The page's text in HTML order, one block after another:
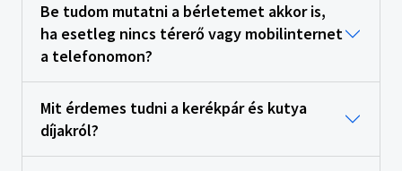
Be tudom mutatni a bérletemet akkor is,
ha esetleg nincs térerő vagy mobilinternet
a telefonomon?
Mit érdemes tudni a kerékpár és kutya
díjakról?